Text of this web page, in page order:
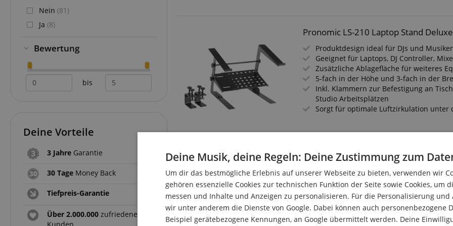
Pronomic LS-210 Laptop Stand
Produktdesign ideal für DJs und Musiker
Geeignet für Laptops, DJ Controller,
Zusätzliche Ablagefläche für weiteres
5-fach in der Höhe und 3-fach in der
Inkl. Klammern zur Befestigung an
Studio Arbeitsplätzen
Sorgt für optimale Luftzirkulation unter
IsoAcoustics ISO-PUCK mini Akustik
Optimierte Entkopplung für Studio & PA
Reduziert Vibrationen und Resonanzen
Belastbar bis 2,75 kg pro ISO-PUCK mini
Ideal für Monitore, Amps und
Abmessungen (BxH): 44 x 24 mm
Inhalt: 8 Stück
Nein (81)
Ja (8)
Bewertung
bis
Deine Vorteile
3 Jahre Garantie
30 Tage Money Back
Tiefpreis-Garantie
Über 2.000.000 zufriedene
Kunden
Deine Musik, deine Regeln: Deine Zustimmung zum
Um dir das bestmögliche Erlebnis auf unserer Webseite zu bieten, verwenden wir
gehören essenzielle Cookies zur technischen Funktion der Seite sowie Cookies, um
messen und Inhalte und Anzeigen zu personalisieren. Für die Personalisierung und
wir unter anderem die Dienste von Google. Dabei können auch personenbezogene
Beispiel gerätebezogene Kennungen, an Google übermittelt werden. Deine